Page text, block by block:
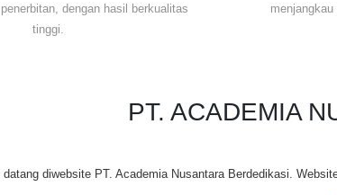
dengan hasil berkualitas
tinggi.
PT. ACADEMIA
datang diwebsite PT. Academia Nusantara Berdedikasi.